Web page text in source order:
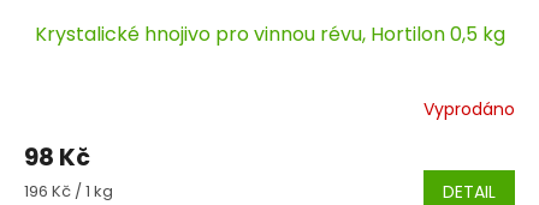
Krystalické hnojivo pro vinnou révu, Hortilon 0,5 kg
Vyprodáno
98 Kč
Měrná
196 Kč / 1 kg DETAIL